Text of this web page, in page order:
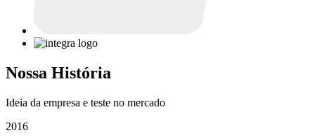
Nossa História
Ideia da empresa e teste no mercado
2016